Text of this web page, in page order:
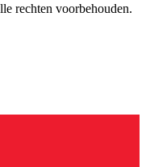
rechten voorbehouden.